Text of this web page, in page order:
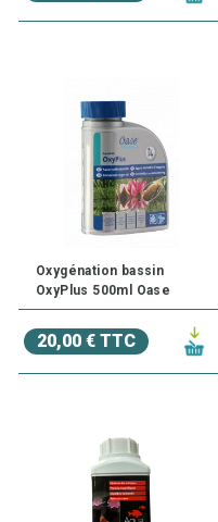
Oxygénation bassin
OxyPlus 500ml Oase
20,00 € TTC